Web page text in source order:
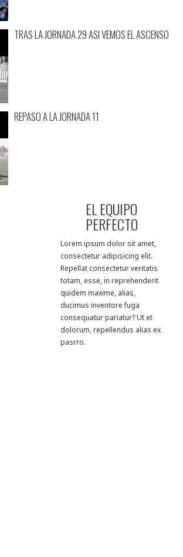
TRAS LA JORNADA 29 ASI VEMOS EL ASCENSO
REPASO A LA JORNADA 11
EL EQUIPO
PERFECTO
Lorem ipsum dolor sit amet,
consectetur adipisicing elit.
Repellat consectetur veritatis
totam, esse, in reprehenderit
quidem maxime, alias,
ducimus inventore fuga
consequatur pariatur? Ut et
dolorum, repellendus alias ex
pasrro.